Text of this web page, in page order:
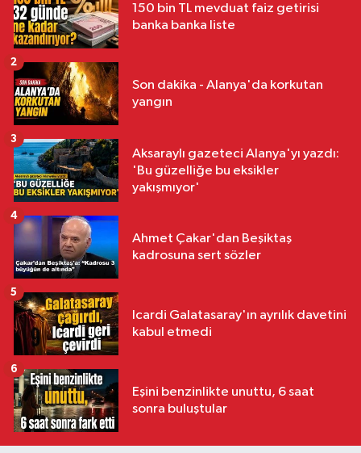
150 bin TL mevduat faiz getirisi
banka banka liste
Son dakika - Alanya'da korkutan
yangın
2
Aksaraylı gazeteci Alanya'yı yazdı:
'Bu güzelliğe bu eksikler
yakışmıyor'
3
Ahmet Çakar'dan Beşiktaş
kadrosuna sert sözler
4
Icardi Galatasaray'ın ayrılık davetini
kabul etmedi
5
Eşini benzinlikte unuttu, 6 saat
sonra buluştular
6